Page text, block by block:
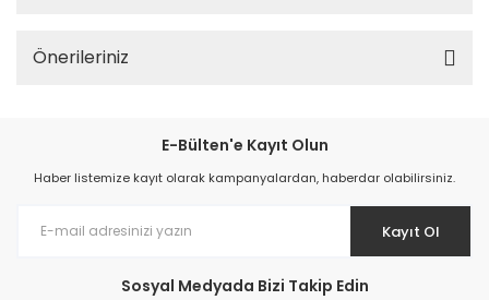
Önerileriniz
E-Bülten'e Kayıt Olun
Haber listemize kayıt olarak kampanyalardan, haberdar olabilirsiniz.
Kayıt Ol
Sosyal Medyada Bizi Takip Edin